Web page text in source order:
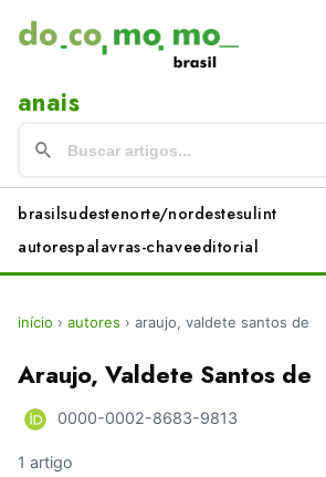
anais
brasilsudestenorte/nordestesulint
autorespalavras-chaveeditorial
início › autores › araujo, valdete santos de
Araujo, Valdete Santos de
0000-0002-8683-9813
1 artigo